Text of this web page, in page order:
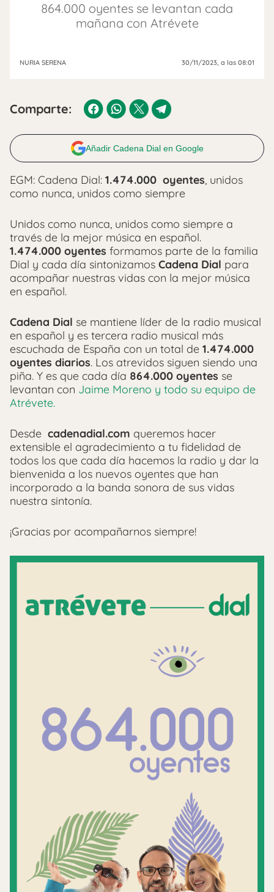
864.000 oyentes se levantan cada
mañana con Atrévete
NURIA SERENA 30/11/2023, a las 08:01
Comparte:
Añadir Cadena Dial en Google
EGM: Cadena Dial: 1.474.000 oyentes, unidos
como nunca, unidos como siempre
Unidos como nunca, unidos como siempre a
través de la mejor música en español.
1.474.000 oyentes formamos parte de la familia
Dial y cada día sintonizamos Cadena Dial para
acompañar nuestras vidas con la mejor música
en español.
Cadena Dial se mantiene líder de la radio musical
en español y es tercera radio musical más
escuchada de España con un total de 1.474.000
oyentes diarios. Los atrevidos siguen siendo una
piña. Y es que cada día 864.000 oyentes se
levantan con Jaime Moreno y todo su equipo de
Atrévete.
Desde cadenadial.com queremos hacer
extensible el agradecimiento a tu fidelidad de
todos los que cada día hacemos la radio y dar la
bienvenida a los nuevos oyentes que han
incorporado a la banda sonora de sus vidas
nuestra sintonía.
¡Gracias por acompañarnos siempre!